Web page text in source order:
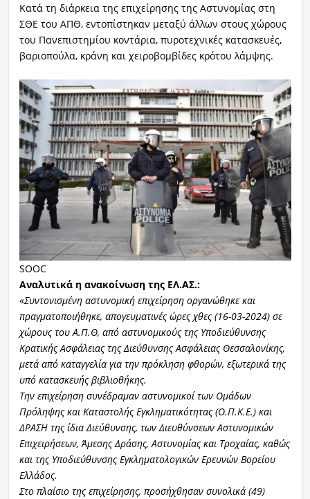
Κατά τη διάρκεια της επιχείρησης της Αστυνομίας στη
ΣΘΕ του ΑΠΘ, εντοπίστηκαν μεταξύ άλλων στους χώρους
του Πανεπιστημίου κοντάρια, πυροτεχνικές κατασκευές,
βαριοπούλα, κράνη και χειροβομβίδες κρότου λάμψης.
SOOC
Αναλυτικά η ανακοίνωση της ΕΛ.ΑΣ.:
«Συντονισμένη αστυνομική επιχείρηση οργανώθηκε και
πραγματοποιήθηκε, απογευματινές ώρες χθες (16-03-2024) σε
χώρους του Α.Π.Θ, από αστυνομικούς της Υποδιεύθυνσης
Κρατικής Ασφάλειας της Διεύθυνσης Ασφάλειας Θεσσαλονίκης,
μετά από καταγγελία για την πρόκληση φθορών, εξωτερικά της
υπό κατασκευής βιβλιοθήκης.
Την επιχείρηση συνέδραμαν αστυνομικοί των Ομάδων
Πρόληψης και Καταστολής Εγκληματικότητας (Ο.Π.Κ.Ε.) και
ΔΡΑΣΗ της ίδια Διεύθυνσης, των Διευθύνσεων Αστυνομικών
Επιχειρήσεων, Άμεσης Δράσης, Αστυνομίας και Τροχαίας, καθώς
και της Υποδιεύθυνσης Εγκληματολογικών Ερευνών Βορείου
Ελλάδος.
Στο πλαίσιο της επιχείρησης, προσήχθησαν συνολικά (49)